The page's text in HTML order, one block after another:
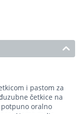
i pastom za
četkice na
oralno